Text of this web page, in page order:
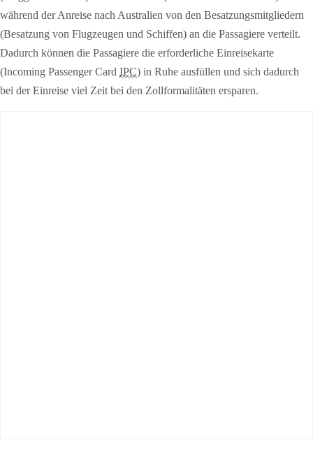
während der Anreise nach Australien von den Besatzungsmitgliedern
(Besatzung von Flugzeugen und Schiffen) an die Passagiere verteilt.
Dadurch können die Passagiere die erforderliche Einreisekarte
(Incoming Passenger Card IPC) in Ruhe ausfüllen und sich dadurch
bei der Einreise viel Zeit bei den Zollformalitäten ersparen.